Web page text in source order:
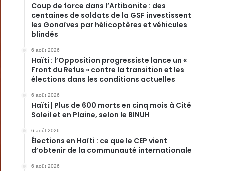
Coup de force dans l’Artibonite : des
centaines de soldats de la GSF investissent
les Gonaïves par hélicoptères et véhicules
blindés
6 août 2026
Haïti : l’Opposition progressiste lance un «
Front du Refus » contre la transition et les
élections dans les conditions actuelles
6 août 2026
Haïti | Plus de 600 morts en cinq mois à Cité
Soleil et en Plaine, selon le BINUH
6 août 2026
Élections en Haïti : ce que le CEP vient
d’obtenir de la communauté internationale
6 août 2026